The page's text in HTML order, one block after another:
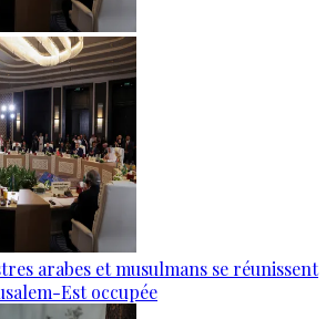
arabes et musulmans se réunissent
Est occupée